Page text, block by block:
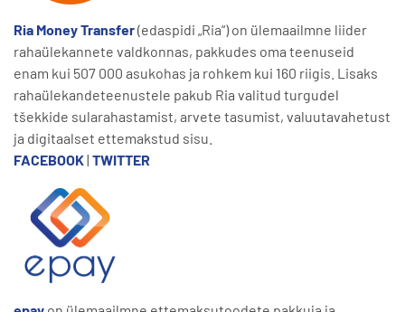
Ria Money Transfer(edaspidi „Ria“) on ülemaailmne liider
rahaülekannete valdkonnas, pakkudes oma teenuseid
enam kui 507 000 asukohas ja rohkem kui 160 riigis. Lisaks
rahaülekandeteenustele pakub Ria valitud turgudel
tšekkide sularahastamist, arvete tasumist, valuutavahetust
ja digitaalset ettemakstud sisu.
FACEBOOK| TWITTER